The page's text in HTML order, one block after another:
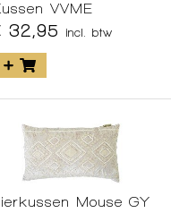
VVME
32,95 incl. btw
Mouse GY